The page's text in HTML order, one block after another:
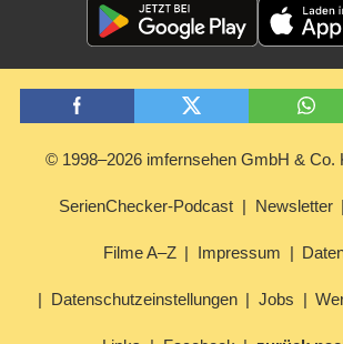
© 1998–2026 imfernsehen GmbH & Co.
SerienChecker-Podcast Newsletter
Filme A–Z Impressum
Datenschutzeinstellungen Jobs